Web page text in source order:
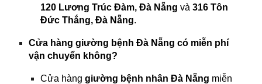
120 Lương Trúc Đàm, Đà Nẵng và316 Tôn
Đức Thắng, Đà Nẵng.
Cửa hàng giường bệnh Đà Nẵng có miễn phí
vận chuyển không?
Cửa hànggiường bệnh nhân Đà Nẵng miễn